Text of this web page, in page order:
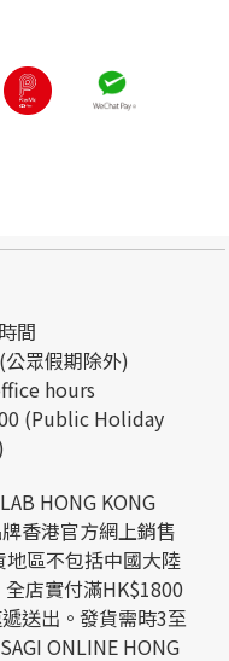
間
眾假期除外)
hours
(Public Holiday
HONG KONG
香港官方網上銷售
區不包括中國大陸
店實付滿HK$1800
送出。發貨需時3至
ONLINE HONG